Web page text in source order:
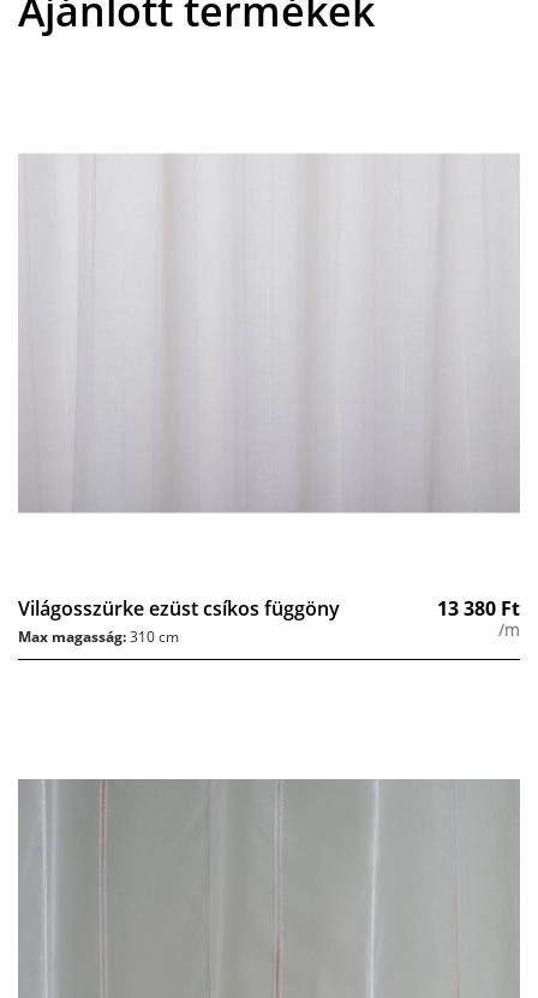
Világosszürke ezüst csíkos függöny 13 380 Ft
/m
Max magasság:310 cm